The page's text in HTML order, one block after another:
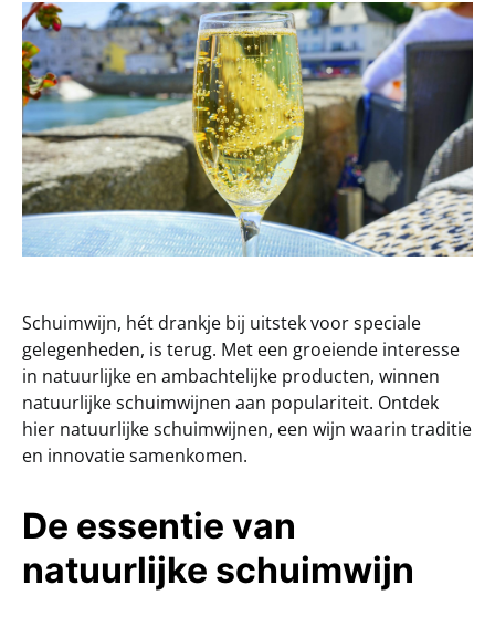
Schuimwijn, hét drankje bij uitstek voor speciale
gelegenheden, is terug. Met een groeiende interesse
in natuurlijke en ambachtelijke producten, winnen
natuurlijke schuimwijnen aan populariteit. Ontdek
hier natuurlijke schuimwijnen, een wijn waarin traditie
en innovatie samenkomen.
De essentie van
natuurlijke schuimwijn